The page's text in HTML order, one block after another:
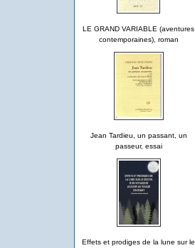
LE GRAND VARIABLE (aventures
contemporaines), roman
Jean Tardieu, un passant, un
passeur, essai
Effets et prodiges de la lune sur le